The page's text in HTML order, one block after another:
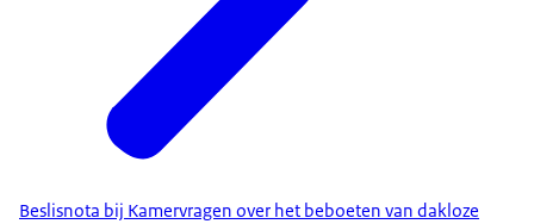
Beslisnota bij Kamervragen over het beboeten van dakloze